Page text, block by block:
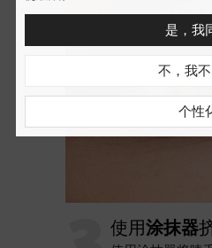
使用涂抹器
是，我
不，我
个性